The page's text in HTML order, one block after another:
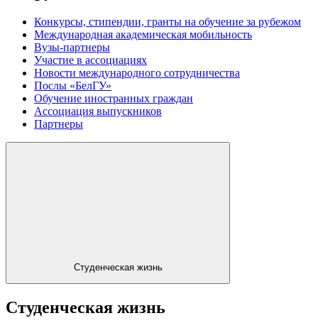
Конкурсы, стипендии, гранты на обучение за рубежом
Международная академическая мобильность
Вузы-партнеры
Участие в ассоциациях
Новости международного сотрудничества
Послы «БелГУ»
Обучение иностранных граждан
Ассоциация выпускников
Партнеры
Студенческая жизнь
Студенческая жизнь